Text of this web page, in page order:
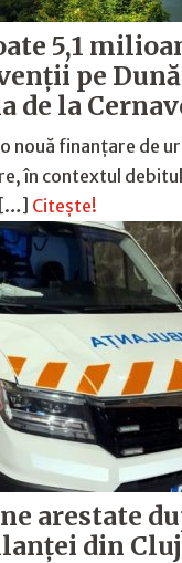
5,1
pe
de la
nouă finanțare de
în contextul
[…] Citește!
arestate
din Cluj